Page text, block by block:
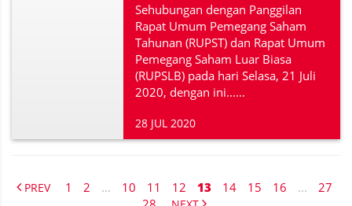
‭Sehubungan dengan Panggilan
Rapat Umum Pemegang Saham
Tahunan (RUPST) dan Rapat Umum
Pemegang Saham Luar Biasa
(RUPSLB) pada hari Selasa, 21 Juli
2020, dengan ini......
28 JUL 2020
PREV 1 2 ... 10 11 12 13 14 15 16 ...
27